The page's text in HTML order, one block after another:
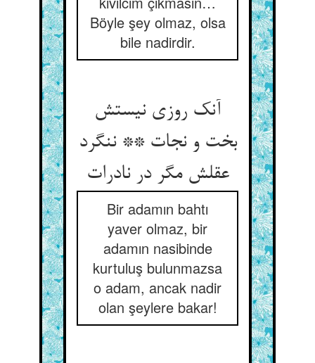
Böyle şey olmaz, olsa
bile nadirdir.
آنک روزی نیستش
بخت و نجات ** ننگرد
عقلش مگر در نادرات
Bir adamın bahtı
yaver olmaz, bir
adamın nasibinde
kurtuluş bulunmazsa
o adam, ancak nadir
olan şeylere bakar!